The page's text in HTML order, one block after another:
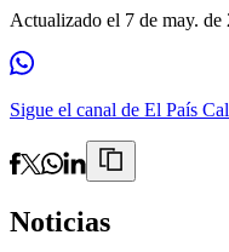
Actualizado el 7 de may.
Sigue el canal de El País
Noticias